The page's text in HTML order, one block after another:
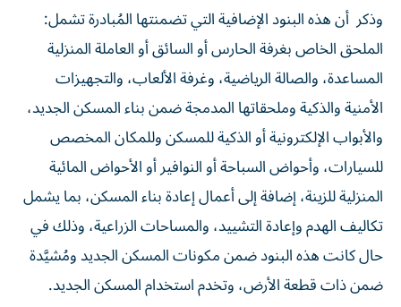
وذكر أن هذه البنود الإضافية التي تضمنتها المُبادرة تشمل:
الملحق الخاص بغرفة الحارس أو السائق أو العاملة المنزلية
المساعدة، والصالة الرياضية، وغرفة الألعاب، والتجهيزات
الأمنية والذكية وملحقاتها المدمجة ضمن بناء المسكن الجديد،
والأبواب الإلكترونية أو الذكية للمسكن وللمكان المخصص
للسيارات، وأحواض السباحة أو النوافير أو الأحواض المائية
المنزلية للزينة، إضافة إلى أعمال إعادة بناء المسكن، بما يشمل
تكاليف الهدم وإعادة التشييد، والمساحات الزراعية، وذلك في
حال كانت هذه البنود ضمن مكونات المسكن الجديد ومُشيَّدة
ضمن ذات قطعة الأرض، وتخدم استخدام المسكن الجديد.